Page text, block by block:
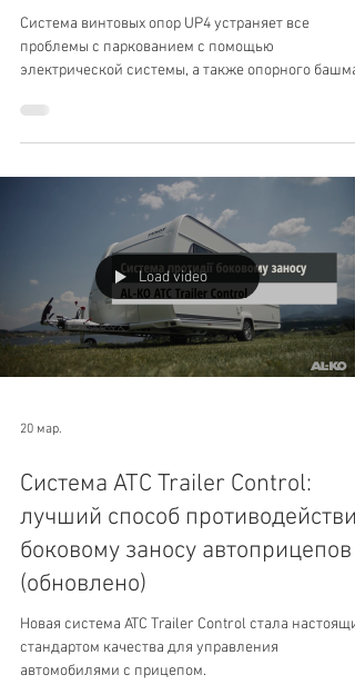
Система винтовых опор UP4 устраняет все
проблемы с паркованием с помощью
электрической системы, а также опорного
Load video
20 мар.
Система ATC Trailer Control:
лучший способ противодействия
боковому заносу автоприцепов
(обновлено)
Новая система ATC Trailer Control стала
стандартом качества для управления
автомобилями с прицепом.